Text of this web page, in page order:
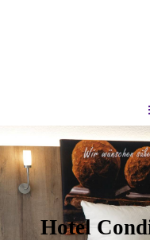
Hotel